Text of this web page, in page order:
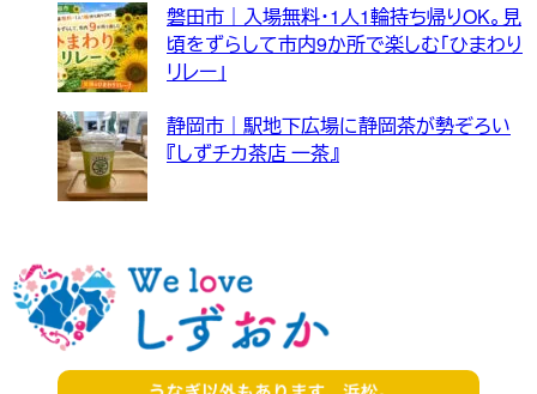
磐田市｜入場無料・1人1輪持ち帰りOK。見
頃をずらして市内9か所で楽しむ「ひまわり
リレー」
静岡市｜駅地下広場に静岡茶が勢ぞろい
『しずチカ茶店 一茶』